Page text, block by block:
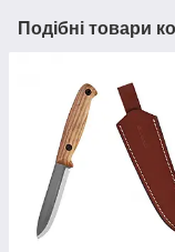
Подібні товари